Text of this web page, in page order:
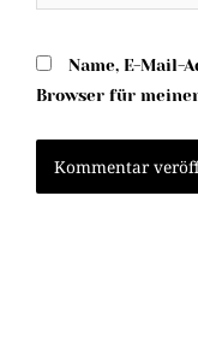
Name, E-Mail-
Browser für